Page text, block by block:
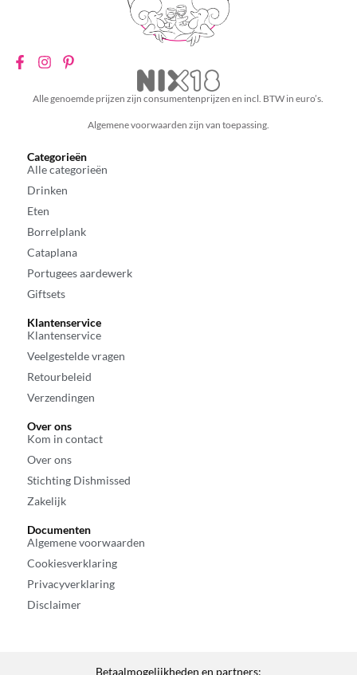
Alle genoemde prijzen zijn consumentenprijzen en incl. BTW in euro’s.
Algemene voorwaarden zijn van toepassing.
Categorieën
Alle categorieën
Drinken
Eten
Borrelplank
Cataplana
Portugees aardewerk
Giftsets
Klantenservice
Klantenservice
Veelgestelde vragen
Retourbeleid
Verzendingen
Over ons
Kom in contact
Over ons
Stichting Dishmissed
Zakelijk
Documenten
Algemene voorwaarden
Cookiesverklaring
Privacyverklaring
Disclaimer
Betaalmogelijkheden en partners: